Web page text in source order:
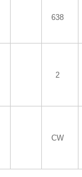
638
2
CW